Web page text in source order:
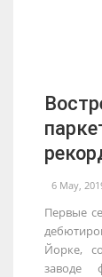
6 May,
Первые
Йорке,
заводе